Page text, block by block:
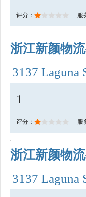
评分： 服
浙江新颜物
3137 Laguna
1
评分： 服
浙江新颜物
3137 Laguna